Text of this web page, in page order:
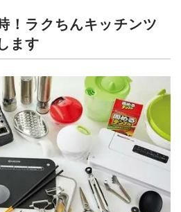
！ラクちんキッチンツ
ます